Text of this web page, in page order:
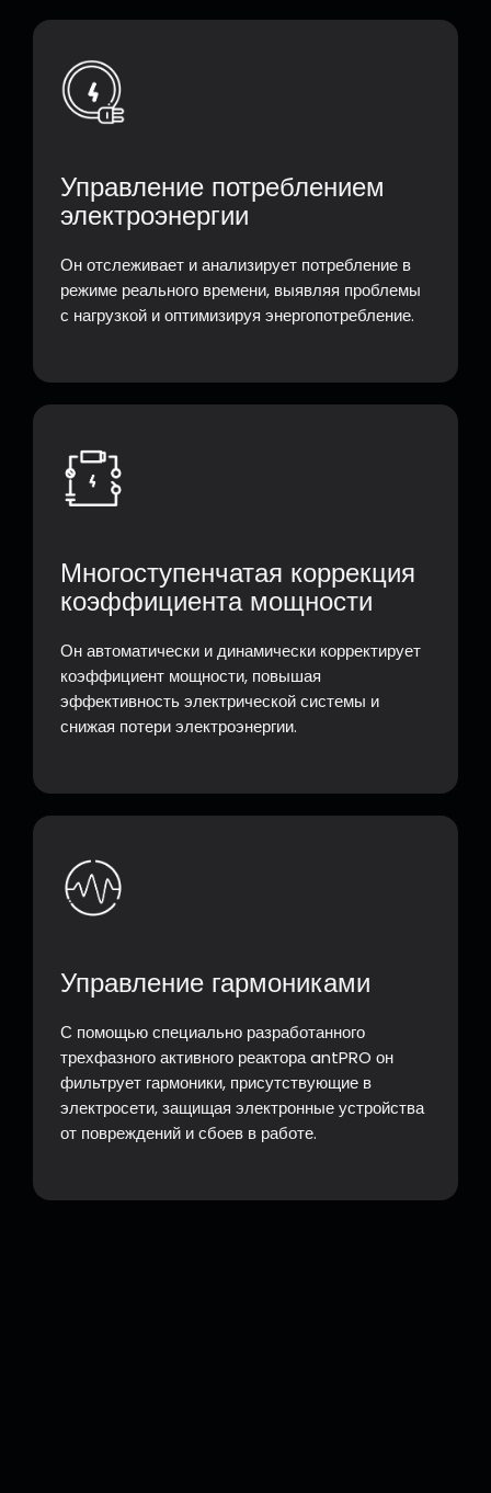
Управление потреблением
электроэнергии
Он отслеживает и анализирует потребление в
режиме реального времени, выявляя проблемы
с нагрузкой и оптимизируя энергопотребление.
Многоступенчатая коррекция
коэффициента мощности
Он автоматически и динамически корректирует
коэффициент мощности, повышая
эффективность электрической системы и
снижая потери электроэнергии.
Управление гармониками
С помощью специально разработанного
трехфазного активного реактора antPRO он
фильтрует гармоники, присутствующие в
электросети, защищая электронные устройства
от повреждений и сбоев в работе.